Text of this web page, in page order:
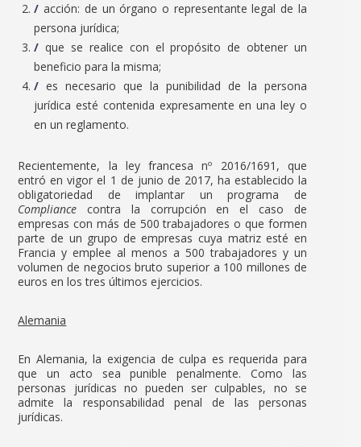
acción: de un órgano o representante legal de la
persona jurídica;
que se realice con el propósito de obtener un
beneficio para la misma;
es necesario que la punibilidad de la persona
jurídica esté contenida expresamente en una ley o
en un reglamento.
Recientemente, la ley francesa nº 2016/1691, que
entró en vigor el 1 de junio de 2017, ha establecido la
obligatoriedad de implantar un programa de
Compliance contra la corrupción en el caso de
empresas con más de 500 trabajadores o que formen
parte de un grupo de empresas cuya matriz esté en
Francia y emplee al menos a 500 trabajadores y un
volumen de negocios bruto superior a 100 millones de
euros en los tres últimos ejercicios.
Alemania
En Alemania, la exigencia de culpa es requerida para
que un acto sea punible penalmente. Como las
personas jurídicas no pueden ser culpables, no se
admite la responsabilidad penal de las personas
jurídicas.